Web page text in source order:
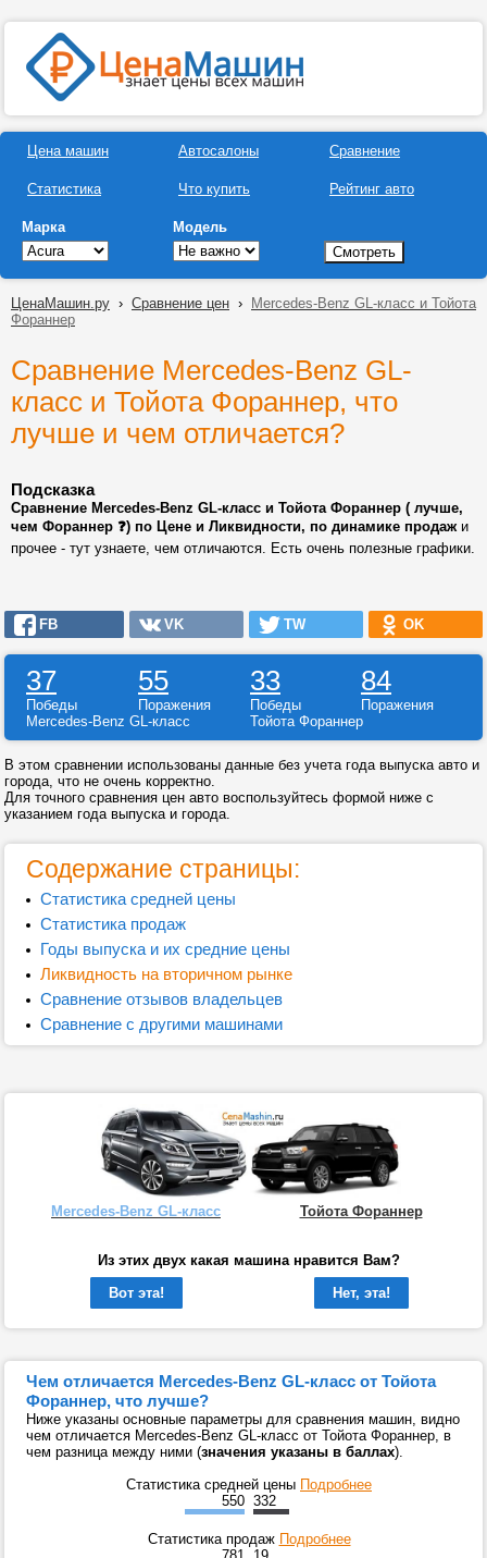
Цена машин
Статистика
Автосалоны
Что купить
Сравнение
Рейтинг авто
Марка Модель
ЦенаМашин.ру › Сравнение цен ›
Mercedes-Benz GL-класс и Тойота
Фораннер
Сравнение Mercedes-Benz GL-
класс и Тойота Фораннер, что
лучше и чем отличается?
Подсказка
Сравнение Mercedes-Benz GL-класс и Тойота Фораннер ( лучше,
чем Фораннер ❓) по Цене и Ликвидности, по динамике продажи
прочее - тут узнаете, чем отличаются. Есть очень полезные графики.
FB VK TW OK
37 55 33 84
Победы Поражения Победы
Поражения
Mercedes-Benz GL-класс
Тойота Фораннер
В этом сравнении использованы данные без учета года выпуска авто и
города, что не очень корректно.
Для точного сравнения цен авто воспользуйтесь формой ниже с
указанием года выпуска и города.
Содержание страницы:
Статистика средней цены
Статистика продаж
Годы выпуска и их средние цены
Ликвидность на вторичном рынке
Сравнение отзывов владельцев
Сравнение с другими машинами
Mercedes-Benz GL-класс Тойота Фораннер
Из этих двух какая машина нравится Вам?
Вот эта!
Нет, эта!
Чем отличается Mercedes-Benz GL-класс от Тойота
Фораннер, что лучше?
Ниже указаны основные параметры для сравнения машин, видно
чем отличается Mercedes-Benz GL-класс от Тойота Фораннер, в
чем разница между ними (значения указаны в баллах).
Статистика средней цены Подробнее
550 332
Статистика продаж Подробнее